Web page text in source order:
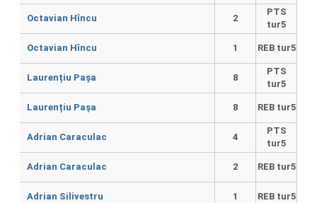
Octavian Hîncu 2
PTS
tur5
Octavian Hîncu 1 REB tur5
Laurențiu Pașa 8
PTS
tur5
Laurențiu Pașa 8 REB tur5
Adrian Caraculac 4
PTS
tur5
Adrian Caraculac 2 REB tur5
Adrian Silivestru 1 REB tur5